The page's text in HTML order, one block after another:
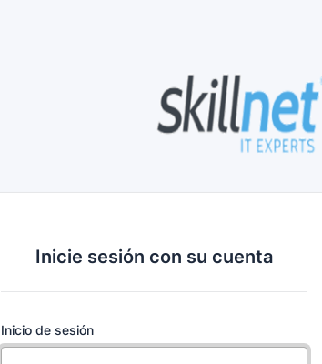
Inicie sesión con su cuenta
Inicio de sesión